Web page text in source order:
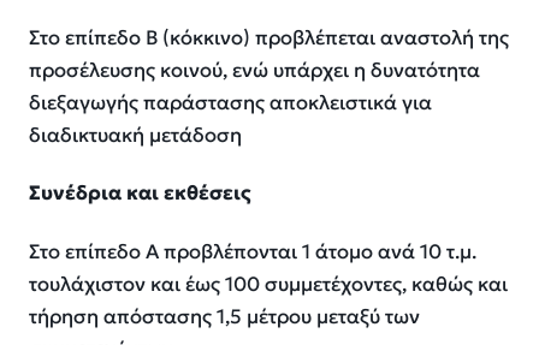
Στο επίπεδο Β (κόκκινο) προβλέπεται αναστολή της
προσέλευσης κοινού, ενώ υπάρχει η δυνατότητα
διεξαγωγής παράστασης αποκλειστικά για
διαδικτυακή μετάδοση
Συνέδρια και εκθέσεις
Στο επίπεδο Α προβλέπονται 1 άτομο ανά 10 τ.μ.
τουλάχιστον και έως 100 συμμετέχοντες, καθώς και
τήρηση απόστασης 1,5 μέτρου μεταξύ των